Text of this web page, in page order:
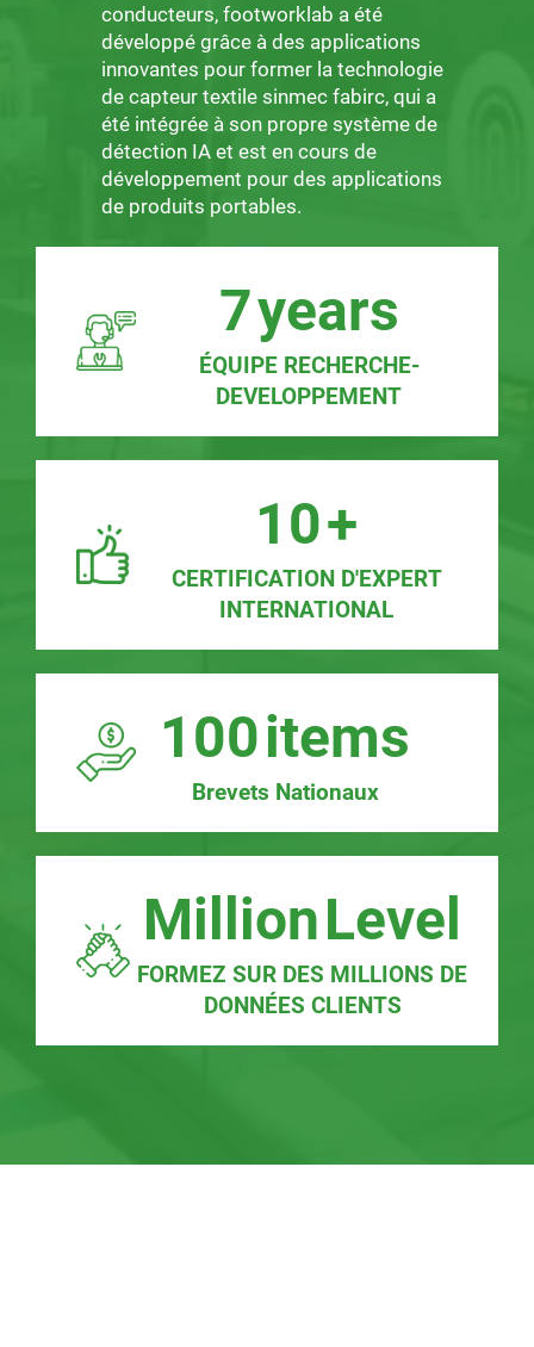
conducteurs, footworklab a été
développé grâce à des applications
innovantes pour former la technologie
de capteur textile sinmec fabirc, qui a
été intégrée à son propre système de
détection IA et est en cours de
développement pour des applications
de produits portables.
7years
ÉQUIPE RECHERCHE-
DEVELOPPEMENT
10+
CERTIFICATION D'EXPERT
INTERNATIONAL
100items
Brevets Nationaux
MillionLevel
FORMEZ SUR DES MILLIONS DE
DONNÉES CLIENTS